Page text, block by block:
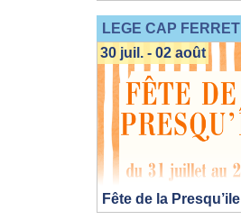
LEGE CAP FERRET
Fête de la Presqu’ile
30 juil. - 02 août